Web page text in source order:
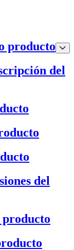
producto
del
del